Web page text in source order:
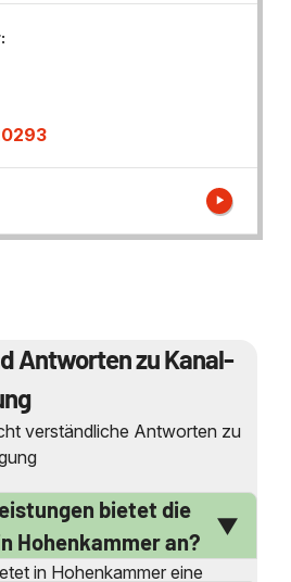
Antworten zu Kanal-
verständliche Antworten zu
bietet die
Hohenkammer an?
in Hohenkammer eine